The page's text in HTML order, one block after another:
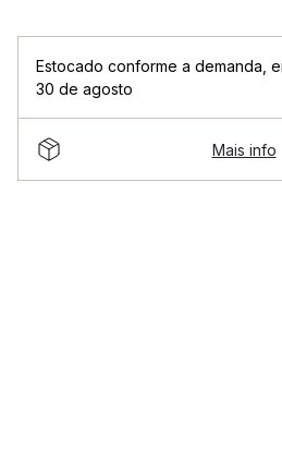
Estocado conforme a demanda
30 de agosto
Mais info